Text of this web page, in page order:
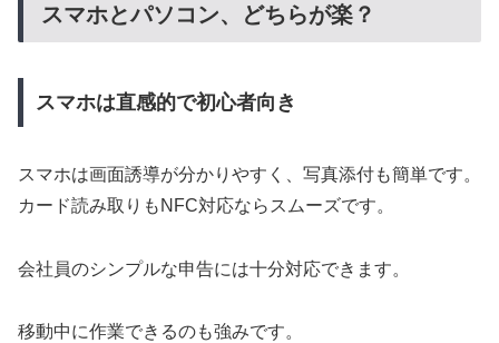
スマホとパソコン、どちらが楽？
スマホは直感的で初心者向き
スマホは画面誘導が分かりやすく、写真添付も簡単です。
カード読み取りもNFC対応ならスムーズです。
会社員のシンプルな申告には十分対応できます。
移動中に作業できるのも強みです。